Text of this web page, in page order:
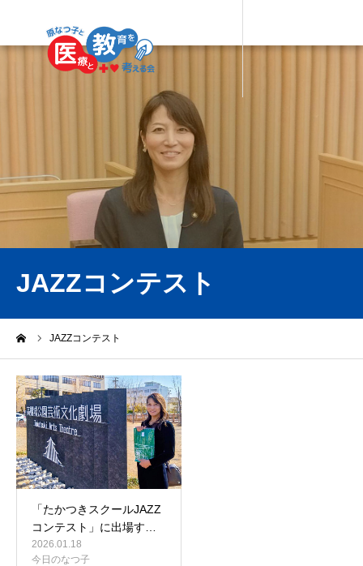
JAZZコンテスト
JAZZコンテスト
「たかつきスクールJAZZ
コンテスト」に出場す…
2026.01.18
今日のなつ子